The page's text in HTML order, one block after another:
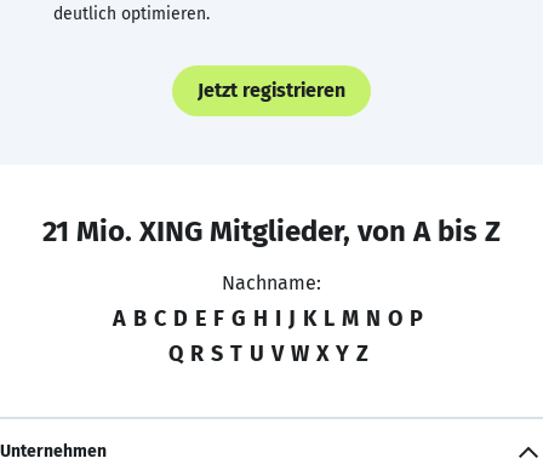
deutlich optimieren.
Jetzt registrieren
21 Mio. XING Mitglieder, von A bis Z
Nachname:
A B C D E F G H I J K L M N O P
Q R S T U V W X Y Z
Unternehmen